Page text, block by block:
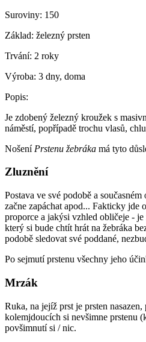
Suroviny: 150
Základ: železný prsten
Trvání: 2 roky
Výroba: 3 dny, doma
Popis:
Je zdobený železný kroužek s
náměstí, popřípadě trochu vlasů,
Nošení Prstenu žebráka má tyto
Zluznění
Postava ve své podobě a
začne zapáchat apod... Fakticky jde
proporce a jakýsi vzhled obličeje -
který si bude chtít hrát na žebráka
podobě sledovat své poddané,
Po sejmutí prstenu všechny jeho
Mrzák
Ruka, na jejíž prst je prsten
kolemjdoucích si nevšimne prstenu
povšimnutí si / nic.